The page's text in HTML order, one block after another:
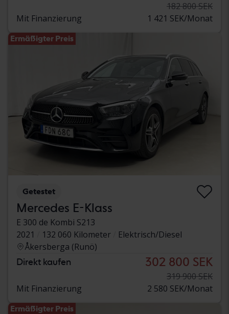
182 800 SEK
Mit Finanzierung
1 421 SEK/Monat
Ermäßigter Preis
Getestet
Mercedes E-Klass
E 300 de Kombi S213
2021
132 060 Kilometer
Elektrisch/Diesel
Åkersberga (Runö)
Direkt kaufen 302 800 SEK
319 900 SEK
Mit Finanzierung
2 580 SEK/Monat
Ermäßigter Preis